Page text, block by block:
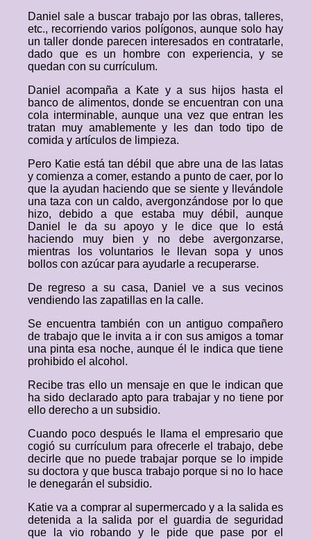
Daniel sale a buscar trabajo por las obras, talleres,
etc., recorriendo varios polígonos, aunque solo hay
un taller donde parecen interesados en contratarle,
dado que es un hombre con experiencia, y se
quedan con su currículum.
Daniel acompaña a Kate y a sus hijos hasta el
banco de alimentos, donde se encuentran con una
cola interminable, aunque una vez que entran les
tratan muy amablemente y les dan todo tipo de
comida y artículos de limpieza.
Pero Katie está tan débil que abre una de las latas
y comienza a comer, estando a punto de caer, por lo
que la ayudan haciendo que se siente y llevándole
una taza con un caldo, avergonzándose por lo que
hizo, debido a que estaba muy débil, aunque
Daniel le da su apoyo y le dice que lo está
haciendo muy bien y no debe avergonzarse,
mientras los voluntarios le llevan sopa y unos
bollos con azúcar para ayudarle a recuperarse.
De regreso a su casa, Daniel ve a sus vecinos
vendiendo las zapatillas en la calle.
Se encuentra también con un antiguo compañero
de trabajo que le invita a ir con sus amigos a tomar
una pinta esa noche, aunque él le indica que tiene
prohibido el alcohol.
Recibe tras ello un mensaje en que le indican que
ha sido declarado apto para trabajar y no tiene por
ello derecho a un subsidio.
Cuando poco después le llama el empresario que
cogió su currículum para ofrecerle el trabajo, debe
decirle que no puede trabajar porque se lo impide
su doctora y que busca trabajo porque si no lo hace
le denegarán el subsidio.
Katie va a comprar al supermercado y a la salida es
detenida a la salida por el guardia de seguridad
que la vio robando y le pide que pase por el